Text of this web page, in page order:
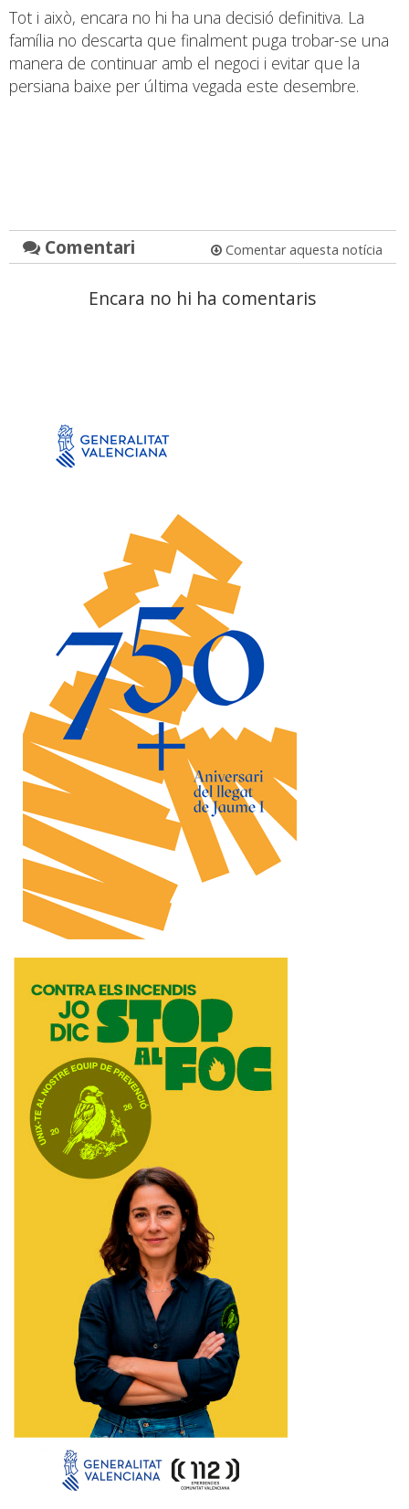
Tot i això, encara no hi ha una decisió definitiva. La
família no descarta que finalment puga trobar-se una
manera de continuar amb el negoci i evitar que la
persiana baixe per última vegada este desembre.
Comentari Comentar aquesta notícia
Encara no hi ha comentaris